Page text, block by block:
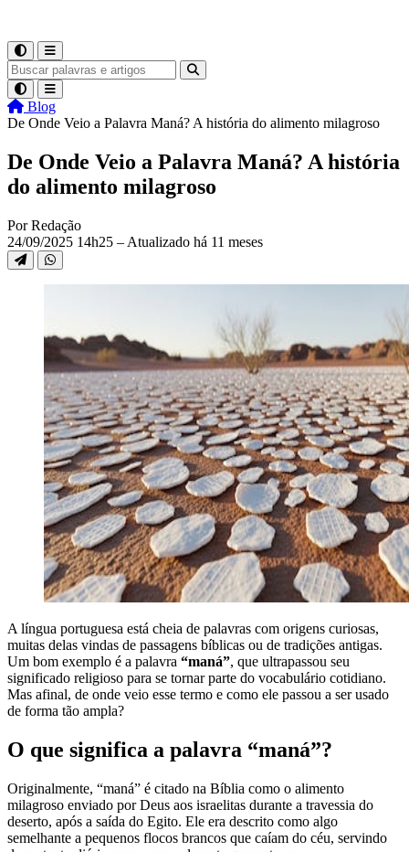
Blog
De Onde Veio a Palavra Maná? A história do alimento milagroso
De Onde Veio a Palavra Maná? A história
do alimento milagroso
Por Redação
24/09/2025 14h25 – Atualizado há 11 meses
A língua portuguesa está cheia de palavras com origens curiosas,
muitas delas vindas de passagens bíblicas ou de tradições antigas.
Um bom exemplo é a palavra “maná”, que ultrapassou seu
significado religioso para se tornar parte do vocabulário cotidiano.
Mas afinal, de onde veio esse termo e como ele passou a ser usado
de forma tão ampla?
O que significa a palavra “maná”?
Originalmente, “maná” é citado na Bíblia como o alimento
milagroso enviado por Deus aos israelitas durante a travessia do
deserto, após a saída do Egito. Ele era descrito como algo
semelhante a pequenos flocos brancos que caíam do céu, servindo